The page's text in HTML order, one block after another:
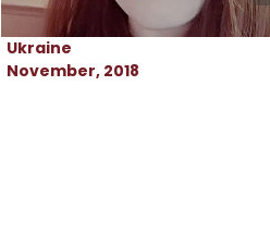
Ukraine
November, 2018